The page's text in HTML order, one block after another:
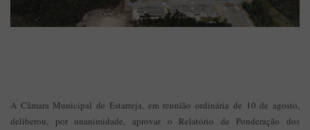
A Câmara Municipal de Estarreja, em reunião ordinária de 10 de agosto,
deliberou, por unanimidade, aprovar o Relatório de Ponderação dos